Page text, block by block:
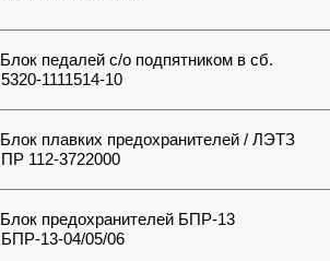
Блок педалей с/о подпятником в сб.
5320-1111514-10
Блок плавких предохранителей / ЛЭТЗ
ПР 112-3722000
Блок предохранителей БПР-13
БПР-13-04/05/06